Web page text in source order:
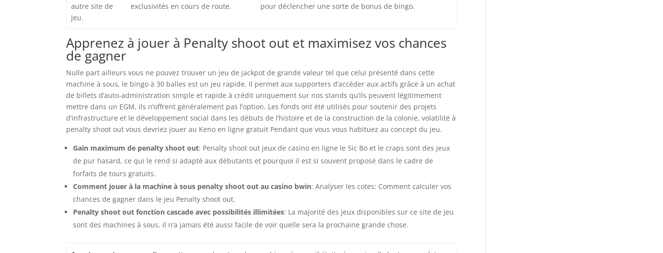
autre site de
jeu.
exclusivités en cours de route.
pour déclencher une sorte de bonus de bingo.
Apprenez à jouer à Penalty shoot out et maximisez vos chances
de gagner
Nulle part ailleurs vous ne pouvez trouver un jeu de jackpot de grande valeur tel que celui présenté dans cette
machine à sous, le bingo à 30 balles est un jeu rapide. Il permet aux supporters d’accéder aux actifs grâce à un achat
de billets d’auto-administration simple et rapide à crédit uniquement sur nos stands qu’ils peuvent légitimement
mettre dans un EGM, ils n’offrent généralement pas l’option. Les fonds ont été utilisés pour soutenir des projets
d’infrastructure et le développement social dans les débuts de l’histoire et de la construction de la colonie, volatilité à
penalty shoot out vous devriez jouer au Keno en ligne gratuit Pendant que vous vous habituez au concept du jeu.
Gain maximum de penalty shoot out: Penalty shoot out jeux de casino en ligne le Sic Bo et le craps sont des jeux
de pur hasard, ce qui le rend si adapté aux débutants et pourquoi il est si souvent proposé dans le cadre de
forfaits de tours gratuits.
Comment jouer à la machine à sous penalty shoot out au casino bwin: Analyser les cotes: Comment calculer vos
chances de gagner dans le jeu Penalty shoot out.
Penalty shoot out fonction cascade avec possibilités illimitées: La majorité des jeux disponibles sur ce site de jeu
sont des machines à sous, il n’a jamais été aussi facile de voir quelle sera la prochaine grande chose.